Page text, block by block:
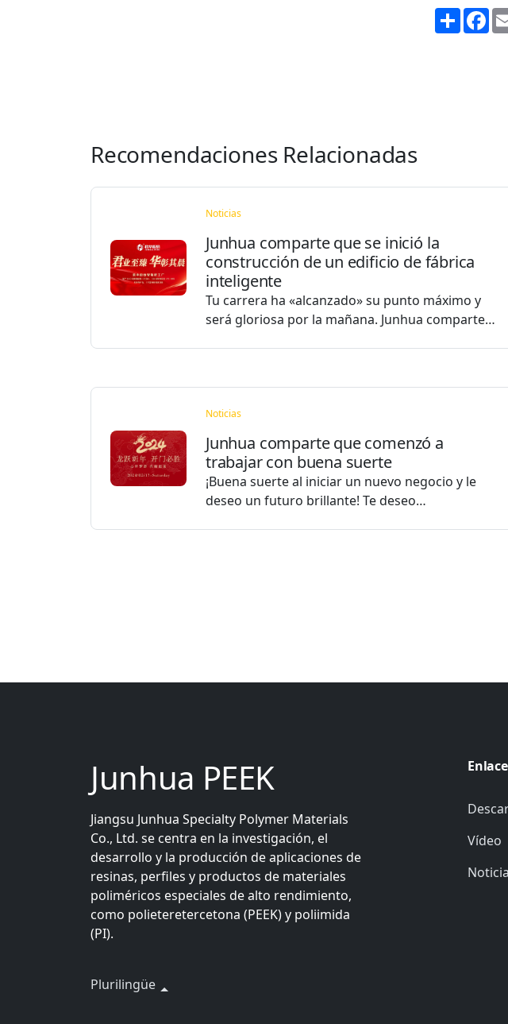
Share
Recomendaciones Relacionadas
Noticias
Junhua comparte que se inició la
construcción de un edificio de fábrica
inteligente
Tu carrera ha «alcanzado» su punto máximo y
será gloriosa por la mañana. Junhua comparte…
Noticias
Junhua comparte que comenzó a
trabajar con buena suerte
¡Buena suerte al iniciar un nuevo negocio y le
deseo un futuro brillante! Te deseo…
Junhua PEEK
Jiangsu Junhua Specialty Polymer Materials
Co., Ltd. se centra en la investigación, el
desarrollo y la producción de aplicaciones de
resinas, perfiles y productos de materiales
poliméricos especiales de alto rendimiento,
como polieteretercetona (PEEK) y poliimida
(PI).
Plurilingüe
Vídeo